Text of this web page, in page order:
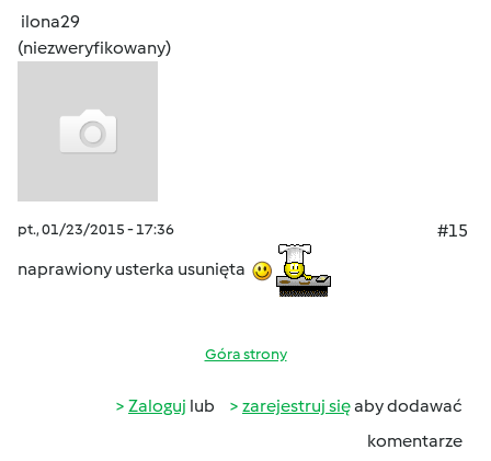
ilona29
(niezweryfikowany)
pt., 01/23/2015 - 17:36
#15
naprawiony usterka usunięta
Góra strony
Zaloguj lub zarejestruj sięaby dodawać
komentarze